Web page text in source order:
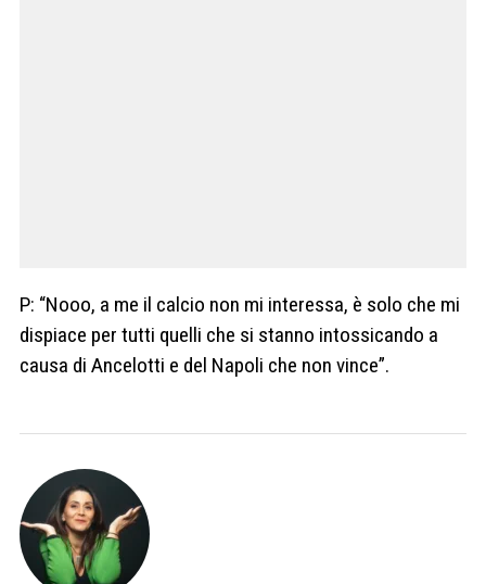
P: “Nooo, a me il calcio non mi interessa, è solo che mi
dispiace per tutti quelli che si stanno intossicando a
causa di Ancelotti e del Napoli che non vince”.